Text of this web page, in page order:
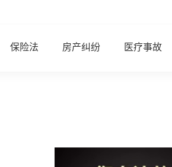
保险法 房产纠纷 医疗事故